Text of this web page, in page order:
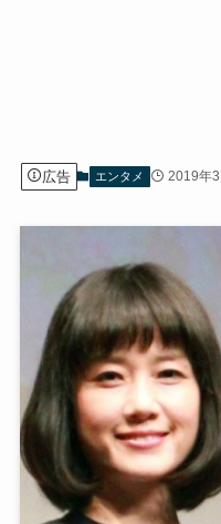
広告 エンタメ 2019年